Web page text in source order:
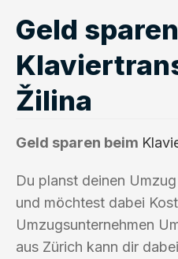
Geld
Žilina
Geld sparen beim
Du planst deinen
und möchtest dabei
Umzugsunternehmen
aus Zürich kann dir